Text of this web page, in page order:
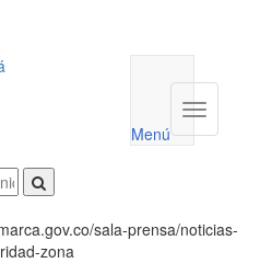
utilidades
Menú
Menú
sala-prensa/noticias-
zona